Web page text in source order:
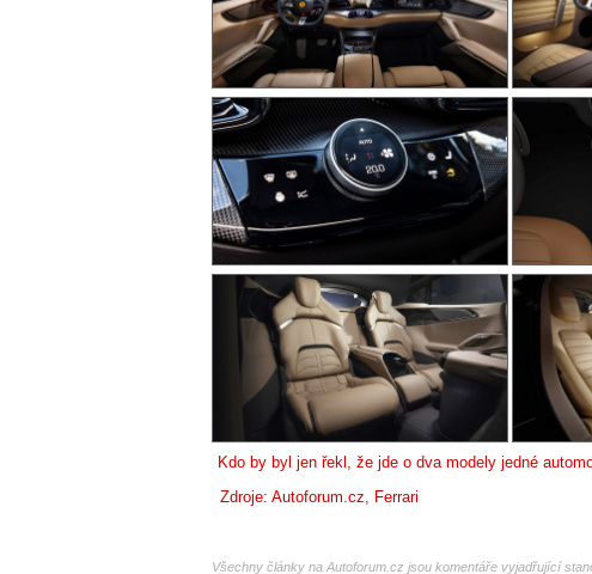
Kdo by byl jen řekl, že jde o dva modely jedné
Zdroje: Autoforum.cz, Ferrari
Všechny články na Autoforum.cz jsou komentáře vyjadřující